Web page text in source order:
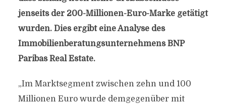
jenseits der 200-Millionen-Euro-Marke getätigt
wurden. Dies ergibt eine Analyse des
Immobilienberatungsunternehmens BNP
Paribas Real Estate.
„Im Marktsegment zwischen zehn und 100
Millionen Euro wurde demgegenüber mit